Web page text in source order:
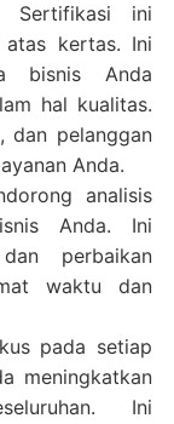
Sertifikasi ini
kertas. Ini
bisnis Anda
hal kualitas.
dan pelanggan
Anda.
analisis
Anda. Ini
perbaikan
waktu dan
pada setiap
meningkatkan
Ini